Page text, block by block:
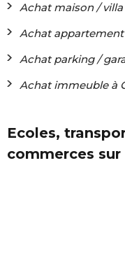
Achat maison / villa
Achat appartement
Achat parking /
Achat immeuble à
Ecoles,
commerces sur